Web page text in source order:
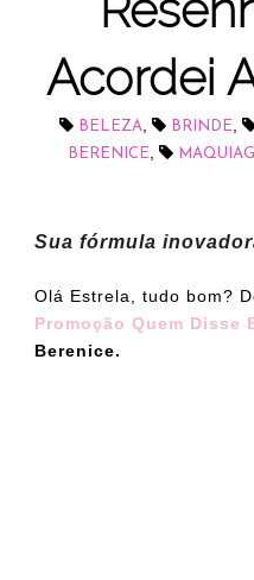
Acordei
BELEZA BRINDE
BERENICE
Sua fórmula
Olá Estrela, tudo bom?
Promoção Quem Disse
Berenice.